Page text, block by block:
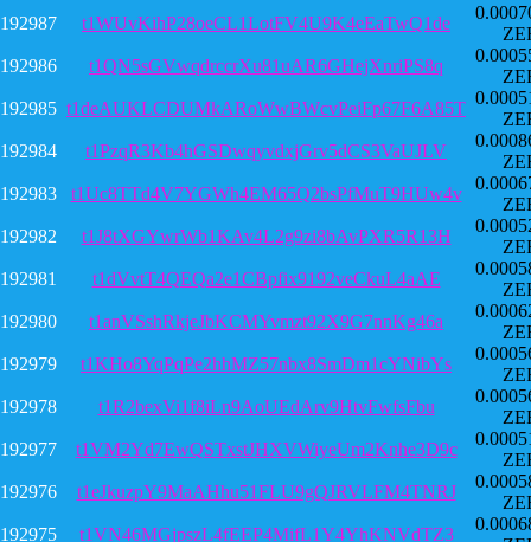
192987
t1WUvKihP28oeCL1LotFV4U9K4eEaTwQ1de
192986
t1QN5sGVwqdrccrXu81uAR6GHejXnriPS8q
192985 t1deAUKLCDUMkARoWwBWcvPeiFp67F6A85T
192984
t1PzqR3Kb4hGSDwqyvdxjGrv5dCS3VaUJLV
192983
t1Uc8TTd4V7YGWh4EM65Q2bsPfMuT9HUw4v
192982
t1J8tXGYwrWb1KAv4L2g9zi8bAvPXR5R13H
192981
t1dVvtT4QEQa2e1CBpfix9192veCkuL4aAE
192980
t1anVSshRkjeJbKCMYvmzt92X9G7nnKg46a
192979
t1KHo8YqPqPe2hhMZ57nbx8SmDm1cYNibYs
192978
t1R2bexVi1f8iLn9AoUEdArv9HtvFwfsFbu
192977
t1VM2Yd7EwQSTxstJHXVWiyeUm2Knhe3D9c
192976
t1eJkuzpY9MaAHhu51FLU9gQJRVLFM4TNRJ
192975
t1VN46MGjpszL4fEEP4MifL1Y4YhKNVdTZ3